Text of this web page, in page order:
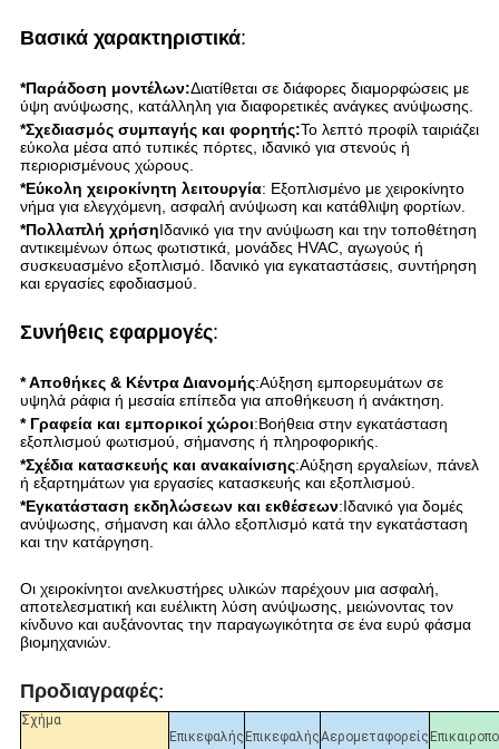
Βασικά χαρακτηριστικά:
*Παράδοση μοντέλων:Διατίθεται σε διάφορες διαμορφώσεις με
ύψη ανύψωσης, κατάλληλη για διαφορετικές ανάγκες ανύψωσης.
*Σχεδιασμός συμπαγής και φορητής:Το λεπτό προφίλ ταιριάζει
εύκολα μέσα από τυπικές πόρτες, ιδανικό για στενούς ή
περιορισμένους χώρους.
*Εύκολη χειροκίνητη λειτουργία: Εξοπλισμένο με χειροκίνητο
νήμα για ελεγχόμενη, ασφαλή ανύψωση και κατάθλιψη φορτίων.
*Πολλαπλή χρήσηΙδανικό για την ανύψωση και την τοποθέτηση
αντικειμένων όπως φωτιστικά, μονάδες HVAC, αγωγούς ή
συσκευασμένο εξοπλισμό. Ιδανικό για εγκαταστάσεις, συντήρηση
και εργασίες εφοδιασμού.
Συνήθεις εφαρμογές:
* Αποθήκες & Κέντρα Διανομής:Αύξηση εμπορευμάτων σε
υψηλά ράφια ή μεσαία επίπεδα για αποθήκευση ή ανάκτηση.
* Γραφεία και εμπορικοί χώροι:Βοήθεια στην εγκατάσταση
εξοπλισμού φωτισμού, σήμανσης ή πληροφορικής.
*Σχέδια κατασκευής και ανακαίνισης:Αύξηση εργαλείων, πάνελ
ή εξαρτημάτων για εργασίες κατασκευής και εξοπλισμού.
*Εγκατάσταση εκδηλώσεων και εκθέσεων:Ιδανικό για δομές
ανύψωσης, σήμανση και άλλο εξοπλισμό κατά την εγκατάσταση
και την κατάργηση.
Οι χειροκίνητοι ανελκυστήρες υλικών παρέχουν μια ασφαλή,
αποτελεσματική και ευέλικτη λύση ανύψωσης, μειώνοντας τον
κίνδυνο και αυξάνοντας την παραγωγικότητα σε ένα ευρύ φάσμα
βιομηχανιών.
Προδιαγραφές:
Σχήμα
Επικεφαλής ΕπικεφαλήςΑερομεταφορείς